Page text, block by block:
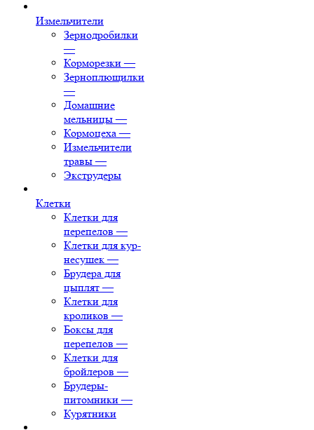
Измельчители
Зернодробилки
—
Корморезки —
Зерноплющилки
—
Домашние
мельницы —
Кормоцеха —
Измельчители
травы —
Экструдеры
Клетки
Клетки для
перепелов —
Клетки для кур-
несушек —
Брудера для
цыплят —
Клетки для
кроликов —
Боксы для
перепелов —
Клетки для
бройлеров —
Брудеры-
питомники —
Курятники